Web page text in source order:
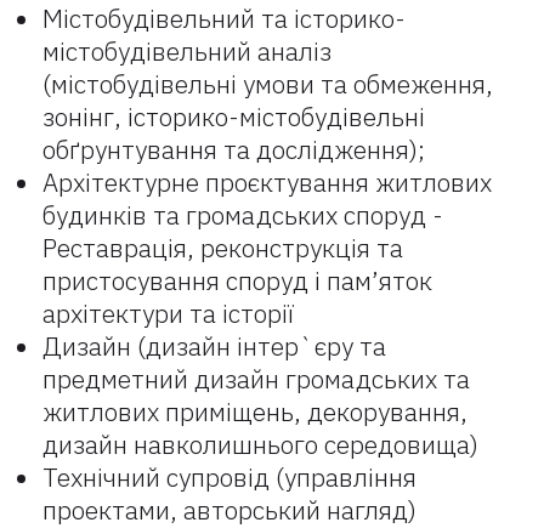
Містобудівельний та історико-
містобудівельний аналіз
(містобудівельні умови та обмеження,
зонінг, історико-містобудівельні
обґрунтування та дослідження);
Архітектурне проєктування житлових
будинків та громадських споруд -
Реставрація, реконструкція та
пристосування споруд і пам’яток
архітектури та історії
Дизайн (дизайн інтер`єру та
предметний дизайн громадських та
житлових приміщень, декорування,
дизайн навколишнього середовища)
Технічний супровід (управління
проектами, авторський нагляд)